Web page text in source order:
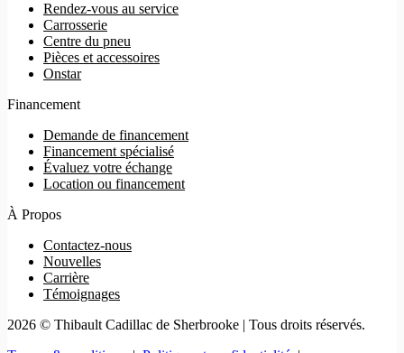
Rendez-vous au service
Carrosserie
Centre du pneu
Pièces et accessoires
Onstar
Financement
Demande de financement
Financement spécialisé
Évaluez votre échange
Location ou financement
À Propos
Contactez-nous
Nouvelles
Carrière
Témoignages
2026 © Thibault Cadillac de Sherbrooke | Tous droits réservés.